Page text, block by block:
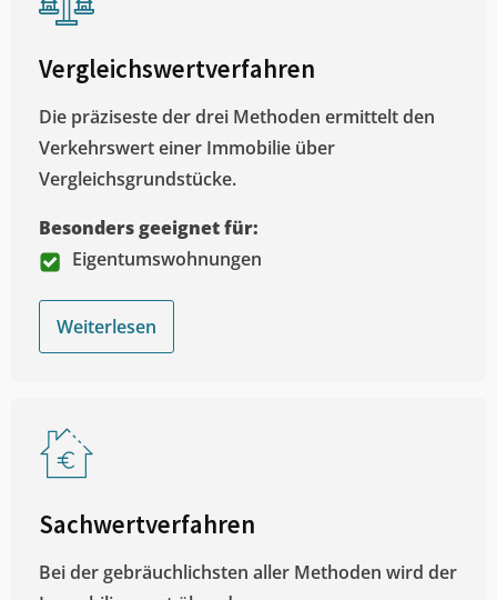
Vergleichswertverfahren
Die präziseste der drei Methoden ermittelt den
Verkehrswert einer Immobilie über
Vergleichsgrundstücke.
Besonders geeignet für:
Eigentumswohnungen
Weiterlesen
Sachwertverfahren
Bei der gebräuchlichsten aller Methoden wird der